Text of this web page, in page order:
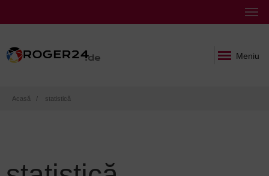
Meniu
Breadcrumb
Acasă statistică